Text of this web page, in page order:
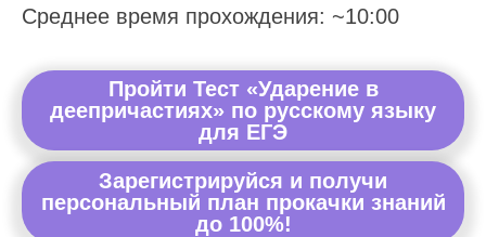
Среднее время прохождения: ~10:00
Пройти Тест «Ударение в
деепричастиях» по русскому языку
для ЕГЭ
Зарегистрируйся и получи
персональный план прокачки знаний
до 100%!